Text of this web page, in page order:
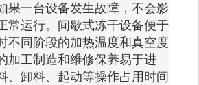
果一台设备发生故障，不会影
常运行。间歇式冻干设备便于
不同阶段的加热温度和真空度
加工制造和维修保养易于进
、卸料、起动等操作占用时间